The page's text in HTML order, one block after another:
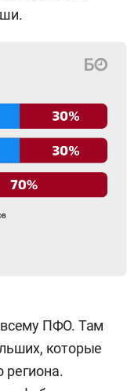
всему ПФО. Там
которые
региона.